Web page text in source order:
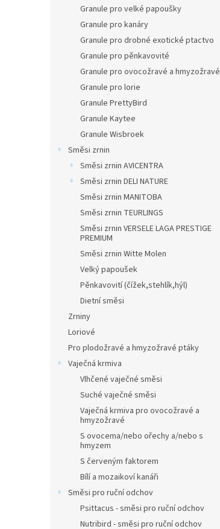
Granule pro velké papoušky
Granule pro kanáry
Granule pro drobné exotické ptactvo
Granule pro pěnkavovité
Granule pro ovocožravé a hmyzožravé
Granule pro lorie
Granule PrettyBird
Granule Kaytee
Granule Wisbroek
Směsi zrnin
Směsi zrnin AVICENTRA
Směsi zrnin DELI NATURE
Směsi zrnin MANITOBA
Směsi zrnin TEURLINGS
Směsi zrnin VERSELE LAGA PRESTIGE
PREMIUM
Směsi zrnin Witte Molen
Velký papoušek
Pěnkavovití (čížek,stehlík,hýl)
Dietní směsi
Zrniny
Loriové
Pro plodožravé a hmyzožravé ptáky
Vaječná krmiva
Vlhčené vaječné směsi
Suché vaječné směsi
Vaječná krmiva pro ovocožravé a
hmyzožravé
S ovocema/nebo ořechy a/nebo s
hmyzem
S červeným faktorem
Bílí a mozaikoví kanáři
Směsi pro ruční odchov
Psittacus - směsi pro ruční odchov
Nutribird - směsi pro ruční odchov